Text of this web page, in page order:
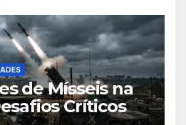
de Mísseis na
Críticos